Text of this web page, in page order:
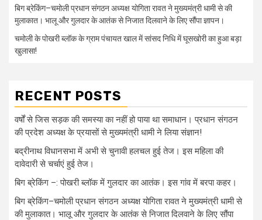
बिग ब्रेकिंग–चमोली प्रधान संगठन अध्यक्ष योगिता रावत ने मुख्यमंत्री धामी से की
मुलाकात। भालू और गुलदार के आतंक से निजात दिलवाने के लिए सौंपा ज्ञापन।
चमोली के पोखरी ब्लॉक के ग्राम पंचायत खाल में सांसद निधि में घूसखोरी का हुआ बड़ा
खुलासा!
RECENT POSTS
वर्षों से जिस सड़क की समस्या का नहीं हो पाया था समाधान। प्रधान संगठन
की प्रदेश अध्यक्ष के प्रयासों से मुख्यमंत्री धामी ने लिया संज्ञान!
बद्रीनाथ विधानसभा में अभी से चुनावी हलचल हुई तेज। इस महिला की
दावेदारी से चर्चाएं हुई तेज।
बिग ब्रेकिंग –: पोखरी ब्लॉक में गुलदार का आतंक। इस गांव में बरपा कहर।
बिग ब्रेकिंग–चमोली प्रधान संगठन अध्यक्ष योगिता रावत ने मुख्यमंत्री धामी से
की मुलाकात। भालू और गुलदार के आतंक से निजात दिलवाने के लिए सौंपा